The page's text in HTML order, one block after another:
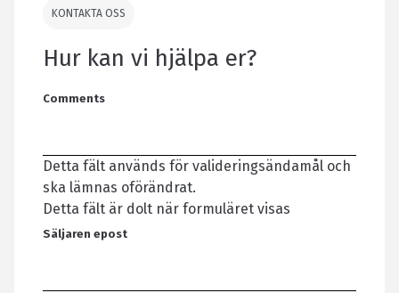
KONTAKTA OSS
Hur kan vi hjälpa er?
Comments
Detta fält används för valideringsändamål och
ska lämnas oförändrat.
Detta fält är dolt när formuläret visas
Säljaren epost